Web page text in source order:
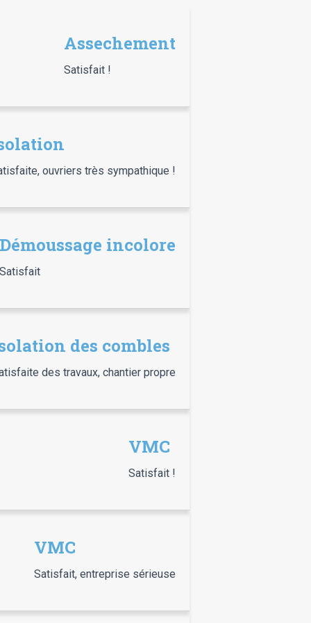
Assechement
Satisfait !
ouvriers très sympathique !
Démoussage incolore
Satisfait
des combles
des travaux, chantier propre
VMC
Satisfait !
VMC
Satisfait, entreprise sérieuse